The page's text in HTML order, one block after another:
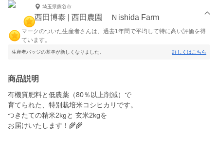
埼玉県熊谷市
西田博泰 | 西田農園 Ｎishida Farm
マークのついた生産者さんは、過去1年間で平均して特に高い評価を得
ています。
生産者バッジの基準が新しくなりました。 詳しくはこちら
商品説明
有機質肥料と低農薬（80％以上削減）で
育てられた、特別栽培米コシヒカリです。
つきたての精米2kgと 玄米2kgを
お届けいたします！🌾🌾